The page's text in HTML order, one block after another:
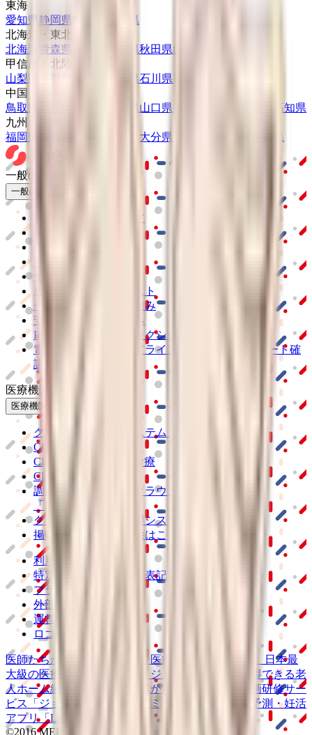
東海
愛知県 静岡県
三重県
北海道・東北
北海道
青森県 宮城県秋田県山形県
甲信越・北陸
山梨県
富山県石川県福井県
中国・四国
鳥取県
山口県
高知県
九州・沖縄
福岡県
大分県 沖縄県
一般の方
一般の方
病院・診療所をさがす
ビデオ通話の事前テスト
セキュリティの取り組み
安心安全への取り組み
PHR指針に係るチェックシート確認結果の公表
電子版お薬手帳ガイドラインに係るチェックシート確
認結果の公表
医療機関の方
医療機関の方
クラウド診療 支援システム
CLINICS予約
CLINICSオンライン診療
CLINICSカルテ
調剤薬局向け統合型クラウドソリューション
「MEDIXS」
クラウド歯科業務
支援システム
掲載情報の修正・削除はこちら
利用規約
特定商取引法に基づく表記
プライバシーポリシー
外部送信ポリシー
運営会社
ロゴ利用ガイドライン
医師たちがつくる オンライン医療事典
日本最
大級の医療介護求人サイト 「ジョブメドレー」 納得できる老
人ホーム紹介サービス
「みんかい」
動画研修サー
ビス
「ジョブメドレー アカデミー」
生理予測・妊活
アプリ「Lalune(ラルーン)」
©2016 MEDLEY, INC.